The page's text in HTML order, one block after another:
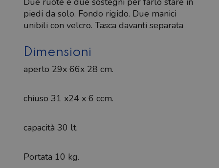
piedi da solo. Fondo rigido. Due manici
unibili con velcro. Tasca davanti separata
Dimensioni
aperto 29x 66x 28 cm.
chiuso 31 x24 x 6 ccm.
capacità 30 lt.
Portata 10 kg.